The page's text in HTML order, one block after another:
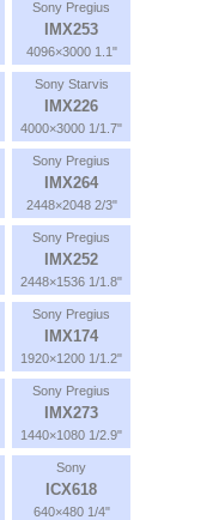
Sony Pregius
IMX253
4096×3000 1.1"
Sony Starvis
IMX226
4000×3000 1/1.7"
Sony Pregius
IMX264
2448×2048 2/3"
Sony Pregius
IMX252
2448×1536 1/1.8"
Sony Pregius
IMX174
1920×1200 1/1.2"
Sony Pregius
IMX273
1440×1080 1/2.9"
Sony
ICX618
640×480 1/4"